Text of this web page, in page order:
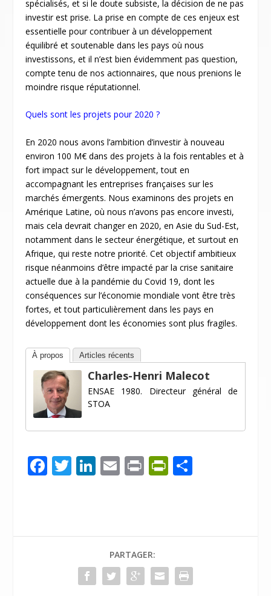
spécialisés, et si le doute subsiste, la décision de ne pas
investir est prise. La prise en compte de ces enjeux est
essentielle pour contribuer à un développement
équilibré et soutenable dans les pays où nous
investissons, et il n’est bien évidemment pas question,
compte tenu de nos actionnaires, que nous prenions le
moindre risque réputationnel.
Quels sont les projets pour 2020 ?
En 2020 nous avons l’ambition d’investir à nouveau
environ 100 M€ dans des projets à la fois rentables et à
fort impact sur le développement, tout en
accompagnant les entreprises françaises sur les
marchés émergents. Nous examinons des projets en
Amérique Latine, où nous n’avons pas encore investi,
mais cela devrait changer en 2020, en Asie du Sud-Est,
notamment dans le secteur énergétique, et surtout en
Afrique, qui reste notre priorité. Cet objectif ambitieux
risque néanmoins d’être impacté par la crise sanitaire
actuelle due à la pandémie du Covid 19, dont les
conséquences sur l’économie mondiale vont être très
fortes, et tout particulièrement dans les pays en
développement dont les économies sont plus fragiles.
À propos Articles récents
Charles-Henri Malecot
ENSAE 1980. Directeur général de
STOA
F
o
T Li
dI
n
E Pr Pr
e
n
dl
er
PARTAGER: